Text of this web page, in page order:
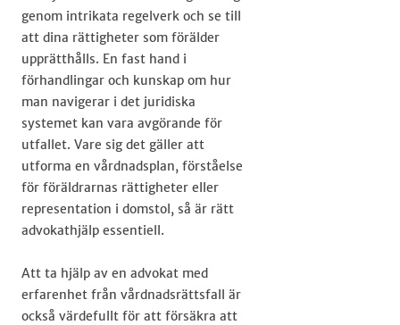
genom intrikata regelverk och se till
att dina rättigheter som förälder
upprätthålls. En fast hand i
förhandlingar och kunskap om hur
man navigerar i det juridiska
systemet kan vara avgörande för
utfallet. Vare sig det gäller att
utforma en vårdnadsplan, förståelse
för föräldrarnas rättigheter eller
representation i domstol, så är rätt
advokathjälp essentiell.
Att ta hjälp av en advokat med
erfarenhet från vårdnadsrättsfall är
också värdefullt för att försäkra att